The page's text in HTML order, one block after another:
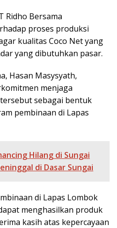
Ridho Bersama
proses produksi
kualitas Coco Net yang
yang dibutuhkan pasar.
Hasan Masysyath,
menjaga
sebagai bentuk
pembinaan di Lapas
Hilang di Sungai
di Dasar Sungai
di Lapas Lombok
menghasilkan produk
kasih atas kepercayaan